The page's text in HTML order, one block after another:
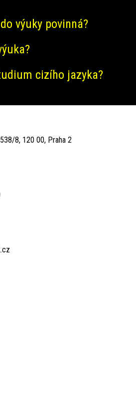
výuky povinná?
cizího jazyka?
8, 120 00, Praha 2